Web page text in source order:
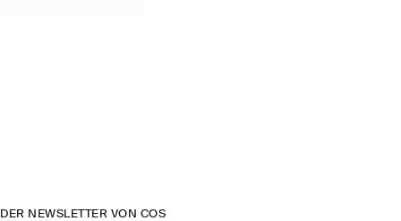
DER NEWSLETTER VON COS